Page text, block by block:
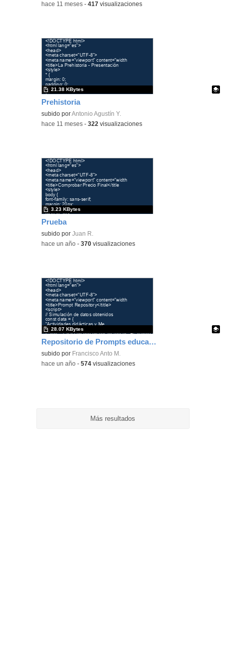
-hace 11 meses -417 visualizaciones
Prehistoria
Contenido educativo.
subido porAntonio Agustín Y.
21.38 KBytes
-hace 11 meses -322 visualizaciones
Prueba
subido porJuan R.
3.23 KBytes
-hace un año -370 visualizaciones
Repositorio de Prompts educativos
Contenido educativo.
subido por Francisco Anto M.
28.07 KBytes
-hace un año -574 visualizaciones
Más resultados